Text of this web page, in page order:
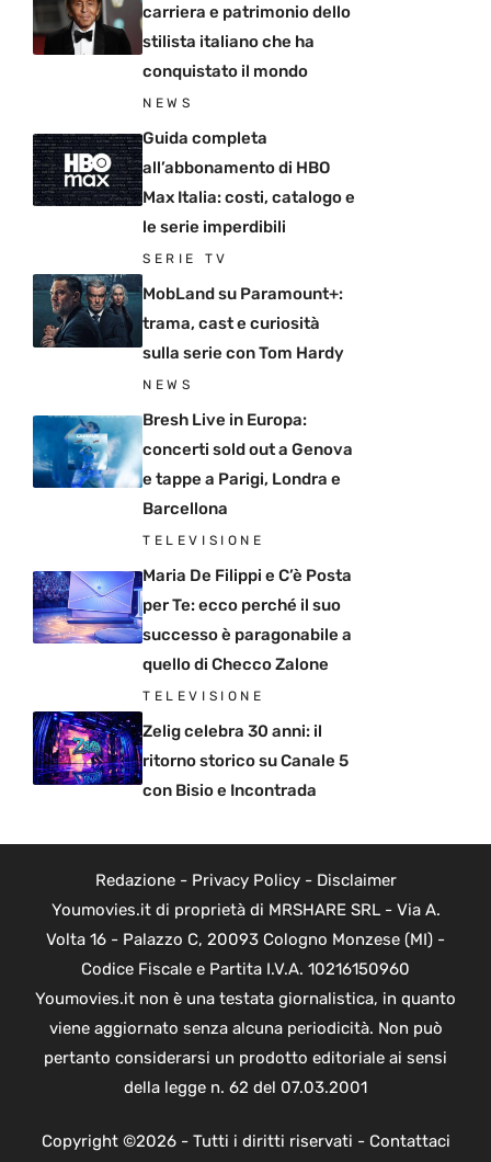
carriera e patrimonio dello
stilista italiano che ha
conquistato il mondo
NEWS
Guida completa
all’abbonamento di HBO
Max Italia: costi, catalogo e
le serie imperdibili
SERIE TV
MobLand su Paramount+:
trama, cast e curiosità
sulla serie con Tom Hardy
NEWS
Bresh Live in Europa:
concerti sold out a Genova
e tappe a Parigi, Londra e
Barcellona
TELEVISIONE
Maria De Filippi e C’è Posta
per Te: ecco perché il suo
successo è paragonabile a
quello di Checco Zalone
TELEVISIONE
Zelig celebra 30 anni: il
ritorno storico su Canale 5
con Bisio e Incontrada
Redazione- Privacy Policy- Disclaimer
Youmovies.it di proprietà di MRSHARE SRL - Via A.
Volta 16 - Palazzo C, 20093 Cologno Monzese (MI) -
Codice Fiscale e Partita I.V.A. 10216150960
Youmovies.it non è una testata giornalistica, in quanto
viene aggiornato senza alcuna periodicità. Non può
pertanto considerarsi un prodotto editoriale ai sensi
della legge n. 62 del 07.03.2001
Copyright ©2026 - Tutti i diritti riservati - Contattaci